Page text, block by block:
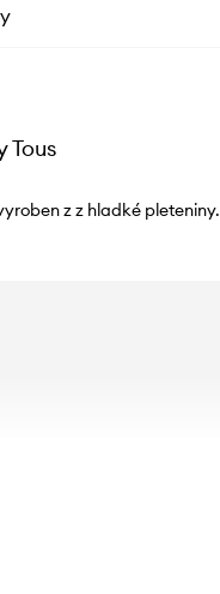
Tous
z z hladké pleteniny.